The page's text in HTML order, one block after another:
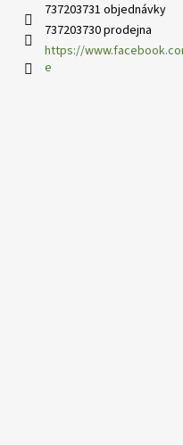
737203731 objednávky
737203730 prodejna
https://
e